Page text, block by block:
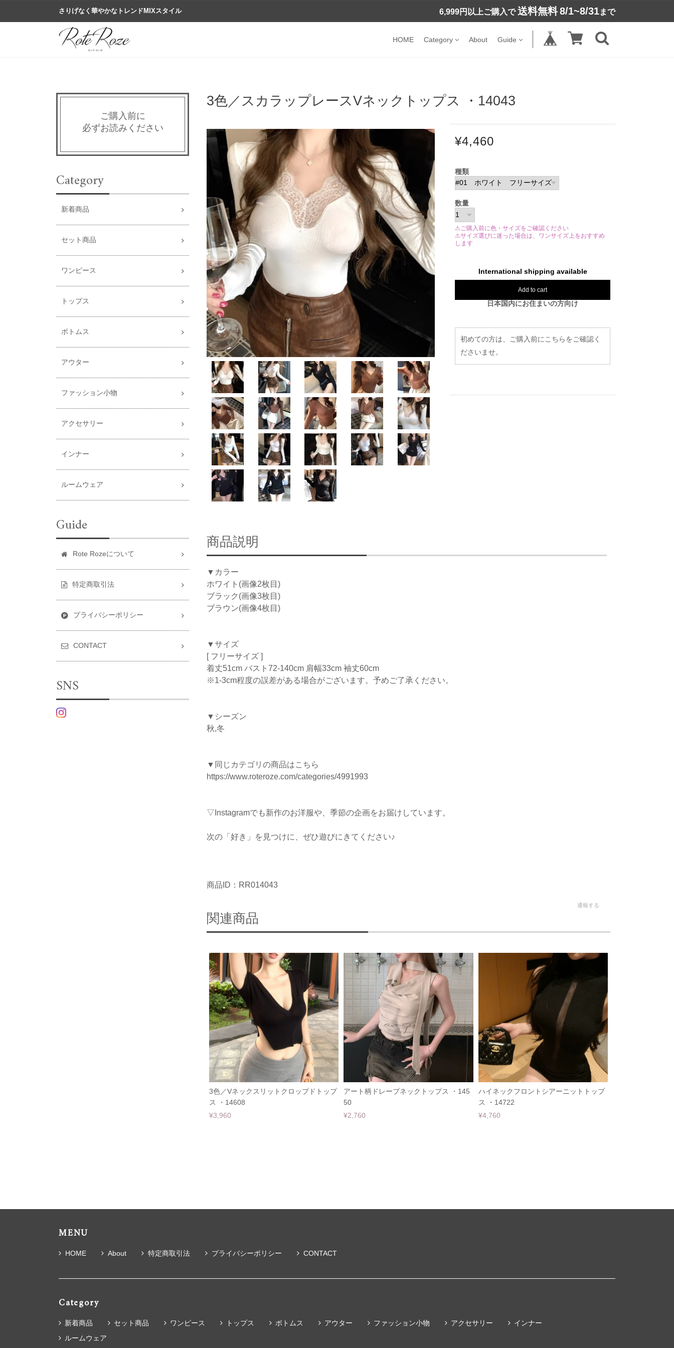
さりげなく華やかなトレンドMIXスタイル 6,999円以上ご購入で 送料無料8/1~8/31まで
HOME Category About Guide
3色／スカラップレースVネックトップス ・14043
¥4,460
種類
数量
⚠ご購入前に色・サイズをご確認ください
⚠サイズ選びに迷った場合は、ワンサイズ上をおすすめ
します
International shipping available
Add to cart
日本国内にお住まいの方向け
初めての方は、ご購入前にこちらをご確認く
ださいませ。
商品説明
▼カラー
ホワイト(画像2枚目)
ブラック(画像3枚目)
ブラウン(画像4枚目)
▼サイズ
[ フリーサイズ ]
着丈51cm バスト72-140cm 肩幅33cm 袖丈60cm
※1-3cm程度の誤差がある場合がございます。予めご了承ください。
▼シーズン
秋,冬
▼同じカテゴリの商品はこちら
https://www.roteroze.com/categories/4991993
▽Instagramでも新作のお洋服や、季節の企画をお届けしています。
次の「好き」を見つけに、ぜひ遊びにきてください♪
商品ID：RR014043
通報する
関連商品
3色／Vネックスリットクロップドトップ
ス ・14608
¥3,960
アート柄ドレープネックトップス ・145
50
¥2,760
ハイネックフロントシアーニットトップ
ス ・14722
¥4,760
ご購入前に
必ずお読みください
Category
新着商品
セット商品
ワンピース
トップス
ボトムス
アウター
ファッション小物
アクセサリー
インナー
ルームウェア
Guide
Rote Rozeについて
特定商取引法
プライバシーポリシー
CONTACT
SNS
MENU
HOME About 特定商取引法 プライバシーポリシー CONTACT
Category
新着商品 セット商品 ワンピース トップス ボトムス アウター ファッション小物 アクセサリー
インナー
ルームウェア